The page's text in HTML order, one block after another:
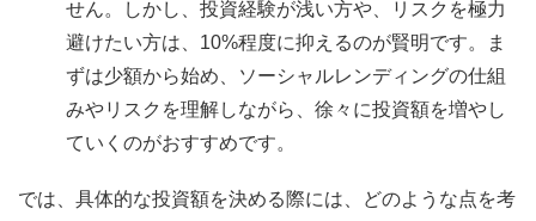
せん。しかし、投資経験が浅い方や、リスクを極力
避けたい方は、10%程度に抑えるのが賢明です。ま
ずは少額から始め、ソーシャルレンディングの仕組
みやリスクを理解しながら、徐々に投資額を増やし
ていくのがおすすめです。
では、具体的な投資額を決める際には、どのような点を考